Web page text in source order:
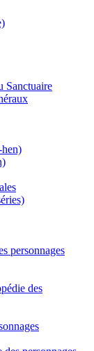
Sanctuaire
personnages
des